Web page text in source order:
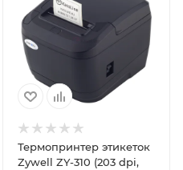
Термопринтер этикеток
Zywell ZY-310 (203 dpi,